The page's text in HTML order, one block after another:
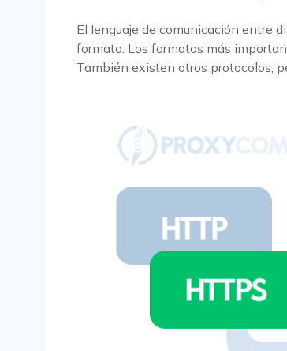
El lenguaje de comunicación entre
formato. Los formatos más
También existen otros protocolos,